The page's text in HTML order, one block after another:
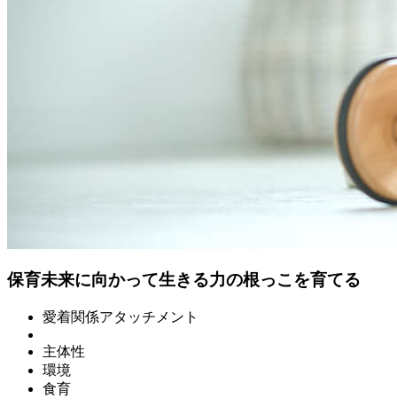
保育未来に向かって生きる力の根っこを育てる
愛着関係アタッチメント
主体性
環境
食育